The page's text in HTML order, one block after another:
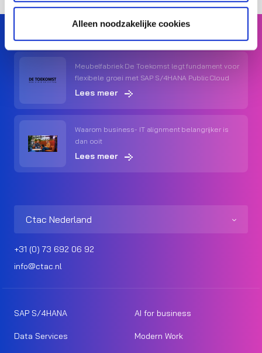
Alleen noodzakelijke cookies
Meubelfabriek De Toekomst legt fundament voor
flexibele groei met SAP S/4HANA Public Cloud
Lees meer
Waarom business- IT alignment belangrijker is
dan ooit
Lees meer
Ctac Nederland
+31 (0) 73 692 06 92
info@ctac.nl
SAP S/4HANA AI for business
Data Services Modern Work